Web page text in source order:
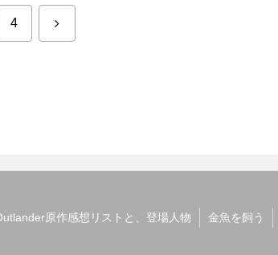
4 次
原作感想リストと、登場人物 金魚を飼う